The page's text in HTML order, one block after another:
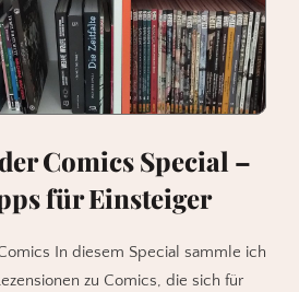
Comics Special –
für Einsteiger
In diesem Special sammle ich
zu Comics, die sich für